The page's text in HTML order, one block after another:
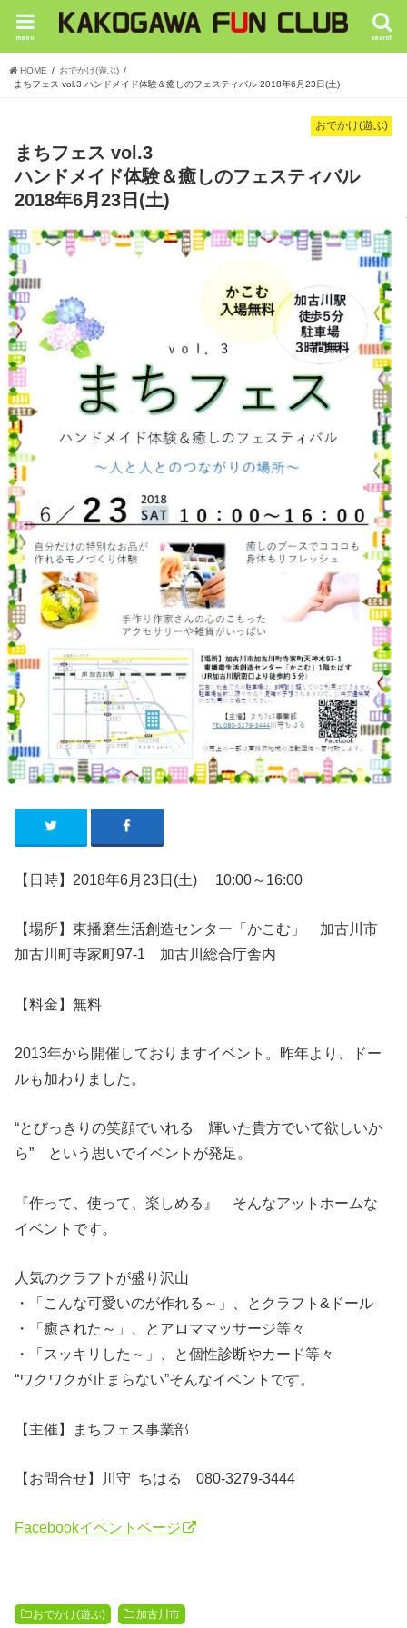
search
menu
HOME
おでかけ(遊ぶ)
まちフェス vol.3 ハンドメイド体験＆癒しのフェスティバル 2018年6月23日(土)
おでかけ(遊ぶ)
まちフェス vol.3
ハンドメイド体験＆癒しのフェスティバル
2018年6月23日(土)
【日時】2018年6月23日(土) 10:00～ 16:00
【場所】東播磨生活創造センター「かこむ」
加古川市
加古川町寺家町97-1 加古川総合庁舎内
【料金】無料
2013年から開催しておりますイベント。昨年より、ドー
ルも加わりました。
“とびっきりの笑顔でいれる 輝いた貴方でいて欲しいか
ら” という思いでイベントが発足。
『作って、使って、楽しめる』 そんなアットホームな
イベントです。
人気のクラフトが盛り沢山
・「こんな可愛いのが作れる～」、とクラフト&ドール
・「癒された～」、とアロママッサージ等々
・「スッキリした～」、と個性診断やカード等々
“ワクワクが止まらない”そんなイベントです。
【主催】まちフェス事業部
【お問合せ】川守 ちはる 080-3279-3444
Facebookイベントページ
おでかけ(遊ぶ) 加古川市